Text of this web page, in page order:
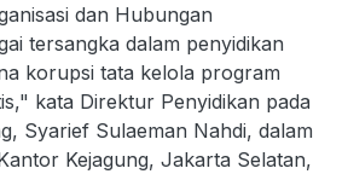
dan Hubungan
tersangka dalam penyidikan
korupsi tata kelola program
kata Direktur Penyidikan pada
Syarief Sulaeman Nahdi, dalam
Kejagung, Jakarta Selatan,